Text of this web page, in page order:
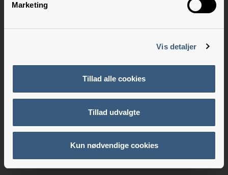
Marketing
Vis detaljer
Tillad alle cookies
Tillad udvalgte
Kun nødvendige cookies